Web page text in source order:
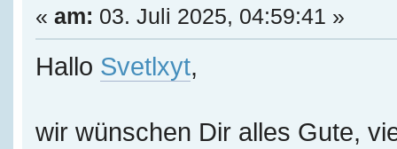
« am: 03. Juli 2025, 04:59:41 »
Hallo Svetlxyt,
wir wünschen Dir alles Gute,